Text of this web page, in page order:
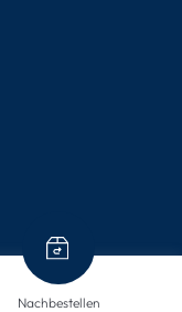
Nachbestellen